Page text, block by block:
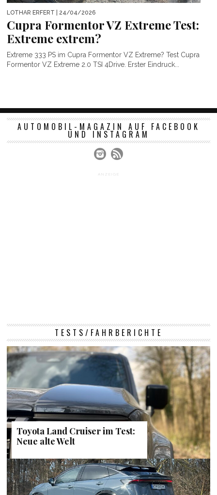
LOTHAR ERFERT | 24/04/2026
Cupra Formentor VZ Extreme Test:
Extreme extrem?
Extreme 333 PS im Cupra Formentor VZ Extreme? Test Cupra
Formentor VZ Extreme 2.0 TSI 4Drive. Erster Eindruck...
AUTOMOBIL-MAGAZIN AUF FACEBOOK
UND INSTAGRAM
ANZEIGE
TESTS/FAHRBERICHTE
Toyota Land Cruiser im Test:
Neue alte Welt